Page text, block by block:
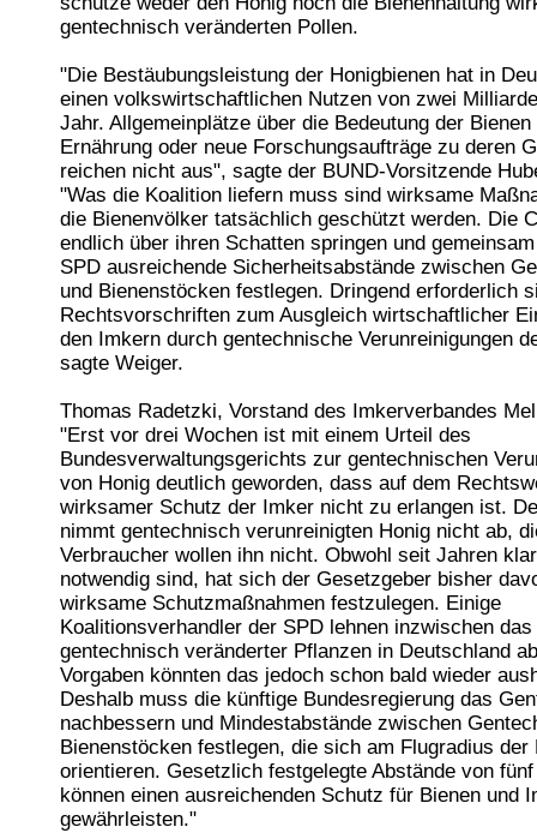
gentechnisch veränderten Pollen.
"Die Bestäubungsleistung der Honigbienen hat in
einen volkswirtschaftlichen Nutzen von zwei
Jahr. Allgemeinplätze über die Bedeutung der
Ernährung oder neue Forschungsaufträge zu deren
reichen nicht aus", sagte der BUND-Vorsitzende
"Was die Koalition liefern muss sind wirksame
die Bienenvölker tatsächlich geschützt werden. Die
endlich über ihren Schatten springen und
SPD ausreichende Sicherheitsabstände zwischen
und Bienenstöcken festlegen. Dringend erforderlich
Rechtsvorschriften zum Ausgleich wirtschaftlicher
den Imkern durch gentechnische Verunreinigungen
sagte Weiger.
Thomas Radetzki, Vorstand des Imkerverbandes
"Erst vor drei Wochen ist mit einem Urteil des
Bundesverwaltungsgerichts zur gentechnischen
von Honig deutlich geworden, dass auf dem
wirksamer Schutz der Imker nicht zu erlangen ist.
nimmt gentechnisch verunreinigten Honig nicht ab,
Verbraucher wollen ihn nicht. Obwohl seit Jahren
notwendig sind, hat sich der Gesetzgeber bisher
wirksame Schutzmaßnahmen festzulegen. Einige
Koalitionsverhandler der SPD lehnen inzwischen
gentechnisch veränderter Pflanzen in Deutschland
Vorgaben könnten das jedoch schon bald wieder
Deshalb muss die künftige Bundesregierung das
nachbessern und Mindestabstände zwischen
Bienenstöcken festlegen, die sich am Flugradius der
orientieren. Gesetzlich festgelegte Abstände von
können einen ausreichenden Schutz für Bienen und
gewährleisten."